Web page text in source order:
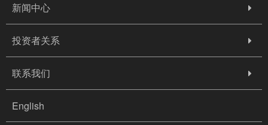
新闻中心
投资者关系
联系我们
English